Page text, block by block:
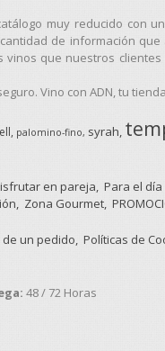
muy reducido con
de información
que nuestros
Vino con ADN, tu
palomino-fino syrah
en pareja Para el día
Zona Gourmet
un pedido Políticas de
48 / 72 Horas